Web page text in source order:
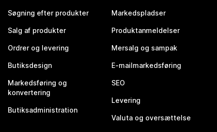
Søgning efter produkter
Salg af produkter
Ordrer og levering
Butiksdesign
Markedsføring og
konvertering
Butiksadministration
Markedspladser
Produktanmeldelser
Mersalg og sampak
E-mailmarkedsføring
SEO
Levering
Valuta og oversættelse